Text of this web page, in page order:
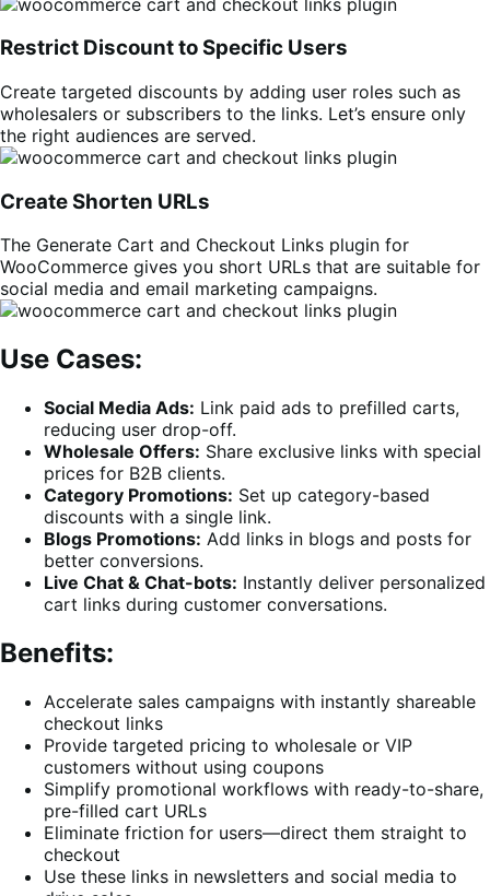
Restrict Discount to Specific Users
Create targeted discounts by adding user roles such as
wholesalers or subscribers to the links. Let’s ensure only
the right audiences are served.
Create Shorten URLs
The Generate Cart and Checkout Links plugin for
WooCommerce gives you short URLs that are suitable for
social media and email marketing campaigns.
Use Cases:
Social Media Ads: Link paid ads to prefilled carts,
reducing user drop-off.
Wholesale Offers: Share exclusive links with special
prices for B2B clients.
Category Promotions: Set up category-based
discounts with a single link.
Blogs Promotions: Add links in blogs and posts for
better conversions.
Live Chat & Chat-bots: Instantly deliver personalized
cart links during customer conversations.
Benefits:
Accelerate sales campaigns with instantly shareable
checkout links
Provide targeted pricing to wholesale or VIP
customers without using coupons
Simplify promotional workflows with ready-to-share,
pre-filled cart URLs
Eliminate friction for users—direct them straight to
checkout
Use these links in newsletters and social media to